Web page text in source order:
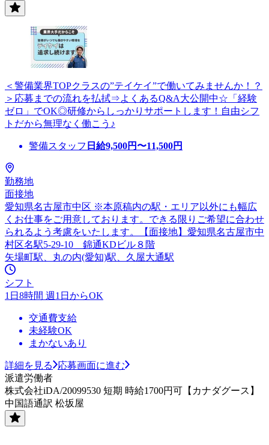
＜警備業界TOPクラスの”テイケイ”で働いてみませんか！？
＞応募までの流れを払拭⇒よくあるQ&A大公開中☆「経験
ゼロ」でOK◎研修からしっかりサポートします！自由シフ
トだから無理なく働こう♪
警備スタッフ 日給9,500円〜11,500円
勤務地
面接地
愛知県名古屋市中区 ※本原稿内の駅・エリア以外にも幅広
くお仕事をご用意しております。できる限りご希望に合わせ
られるよう考慮をいたします。【面接地】愛知県名古屋市中
村区名駅5-29-10 錦通KDビル８階
矢場町駅、丸の内(愛知)駅、久屋大通駅
シフト
1日8時間 週1日からOK
交通費支給
未経験OK
まかないあり
詳細を見る
応募画面に進む
派遣労働者
株式会社iDA/20099530 短期 時給1700円可【カナダグース】
中国語通訳 松坂屋